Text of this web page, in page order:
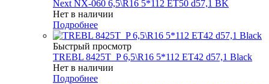
Next NX-060 6,5\R16 5*112 ET50 d57,1 BK
Нет в наличии
Подробнее
Быстрый просмотр
TREBL 8425T_P 6,5\R16 5*112 ET42 d57,1 Black
Нет в наличии
Подробнее